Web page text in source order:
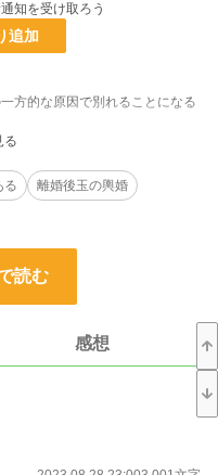
知を受け取ろう
追加
方的な原因で別れることになる
「ざまあ」話を中心に書いていき
る
離婚後玉の輿婚
読む
感想